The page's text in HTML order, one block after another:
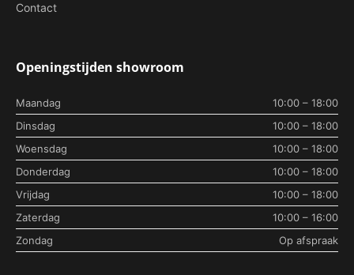
Contact
Openingstijden showroom
Maandag
10:00 – 18:00
Dinsdag
10:00 – 18:00
Woensdag
10:00 – 18:00
Donderdag
10:00 – 18:00
Vrijdag
10:00 – 18:00
Zaterdag
10:00 – 16:00
Zondag
Op afspraak